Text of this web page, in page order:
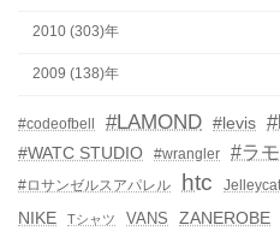
2010 (303)年
2009 (138)年
#codeofbell #LAMOND #levis
#WATC STUDIO #wrangler #ラ
#ロサンゼルスアパレル
htc Jelleycat
NIKE
Tシャツ VANS ZANEROBE